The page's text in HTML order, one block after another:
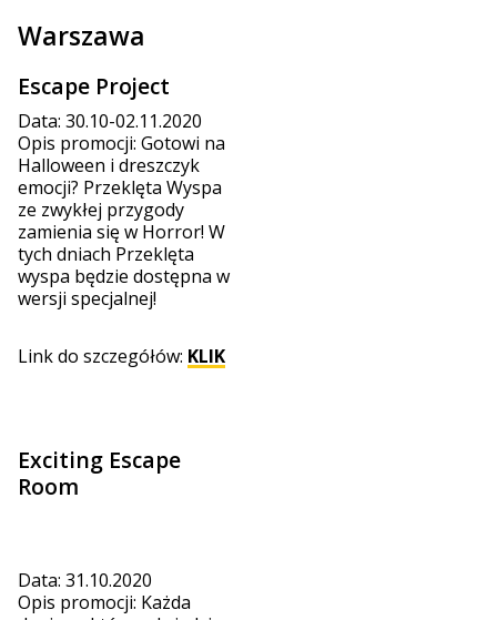
Warszawa
Escape Project
Data: 30.10-02.11.2020
Opis promocji: Gotowi na
Halloween i dreszczyk
emocji? Przeklęta Wyspa
ze zwykłej przygody
zamienia się w Horror! W
tych dniach Przeklęta
wyspa będzie dostępna w
wersji specjalnej!
Link do szczegółów: KLIK
Exciting Escape
Room
Data: 31.10.2020
Opis promocji: Każda